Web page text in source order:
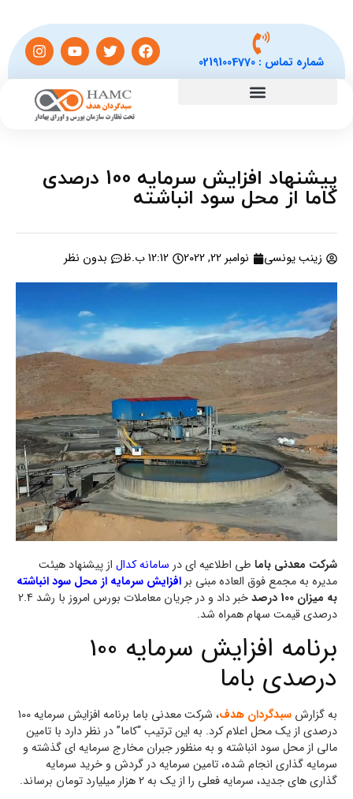
شماره تماس :02191004770
پیشنهاد افزایش سرمایه 100 درصدی
کاما از محل سود انباشته
زینب یونسی نوامبر 22, 2022 12:12 ب.ظ بدون نظر
شرکت معدنی باما طی اطلاعیه ای در سامانه کدال از پیشنهاد هیئت
مدیره به مجمع فوق العاده مبنی برافزایش سرمایه از محل سود انباشته
به میزان 100 درصد
خبر داد و در جریان معاملات بورس امروز با رشد 2.4
درصدی قیمت سهام همراه شد.
برنامه افزایش سرمایه 100
درصدی باما
به گزارش سبدگردان هدف
، شرکت معدنی باما برنامه افزایش سرمایه 100
درصدی از یک محل اعلام کرد. به این ترتیب “کاما” در نظر دارد با تامین
مالی از محل سود انباشته و به منظور جبران مخارج سرمایه ای گذشته و
سرمایه گذاری انجام شده، تامین سرمایه در گردش و خرید سرمایه
گذاری های جدید، سرمایه فعلی را از یک به 2 هزار میلیارد تومان برساند.